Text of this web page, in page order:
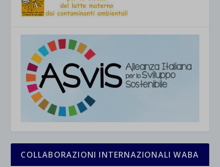
COLLABORAZIONI INTERNAZIONALI WABA